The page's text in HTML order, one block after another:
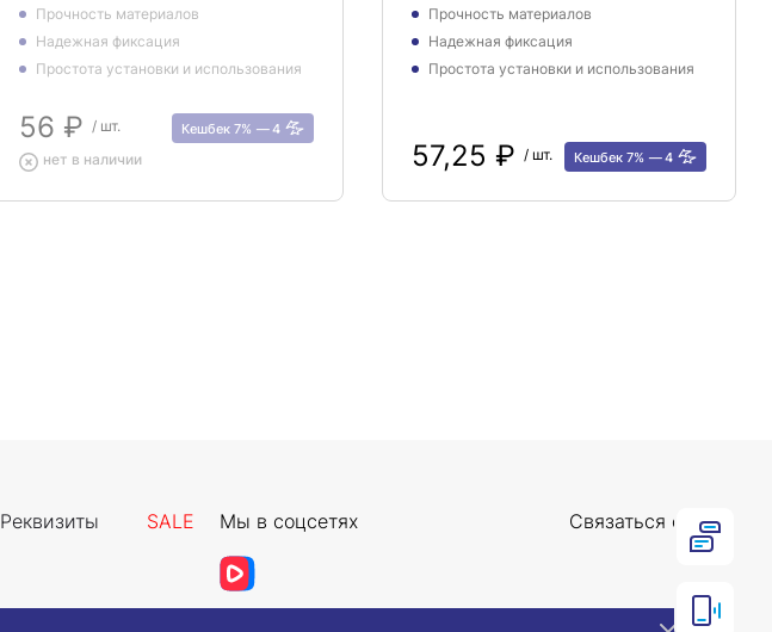
Прочность материалов
Надежная фиксация
Простота установки и использования
56 ₽ / шт. Кешбек 7% 4
нет в наличии
Прочность материалов
Надежная фиксация
Простота установки и использования
57,25 ₽ / шт. Кешбек 7% 4
Реквизиты SALE Мы в соцсетях Связаться с нами